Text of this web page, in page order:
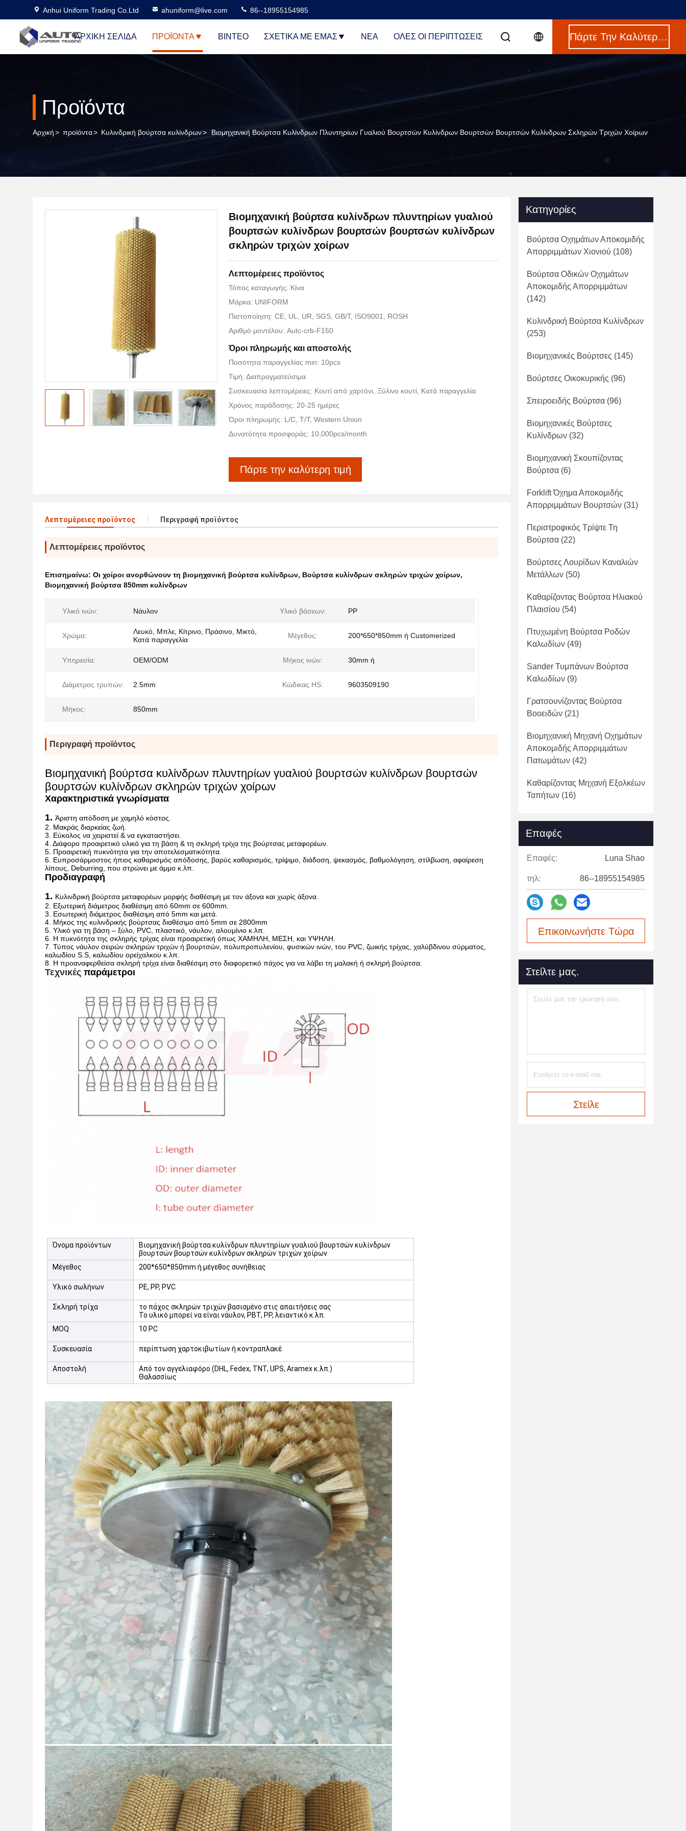
Anhui Uniform Trading Co.Ltd ahuniform@live.com 86--18955154985
ΑΡΧΙΚΉ ΣΕΛΊΔΑ ΠΡΟΪΌΝΤΑ ΒΊΝΤΕΟ ΣΧΕΤΙΚΆ ΜΕ ΕΜΆΣ ΝΈΑ ΌΛΕΣ ΟΙ ΠΕΡΙΠΤΏΣΕΙΣ Πάρτε Την Καλύτερη Τιμή
Προϊόντα
Αρχική> προϊόντα> Κυλινδρική βούρτσα κυλίνδρων> Βιομηχανική Βούρτσα Κυλίνδρων Πλυντηρίων Γυαλιού Βουρτσών Κυλίνδρων Βουρτσών Βουρτσών Κυλίνδρων Σκληρών Τριχών Χοίρων
Βιομηχανική βούρτσα κυλίνδρων πλυντηρίων γυαλιού
βουρτσών κυλίνδρων βουρτσών βουρτσών κυλίνδρων
σκληρών τριχών χοίρων
Λεπτομέρειες προϊόντος
Τόπος καταγωγής: Κίνα
Μάρκα: UNIFORM
Πιστοποίηση: CE, UL, UR, SGS, GB/T, ISO9001, ROSH
Αριθμό μοντέλου: Autc-crb-F150
Όροι πληρωμής και αποστολής
Ποσότητα παραγγελίας min: 10pcs
Τιμή: Διαπραγματεύσιμα
Συσκευασία λεπτομέρειες: Κουτί από χαρτόνι, Ξύλινο κουτί, Κατά παραγγελία
Χρόνος παράδοσης: 20-25 ημέρες
Όροι πληρωμής: L/C, T/T, Western Union
Δυνατότητα προσφοράς: 10,000pcs/month
Πάρτε την καλύτερη τιμή
Λεπτομέρειες προϊόντος Περιγραφή προϊόντος
Λεπτομέρειες προϊόντος
Επισημαίνω: Οι χοίροι ανορθώνουν τη βιομηχανική βούρτσα κυλίνδρων, Βούρτσα κυλίνδρων σκληρών τριχών χοίρων,
Βιομηχανική βούρτσα 850mm κυλίνδρων
Υλικό ινών: Νάυλον Υλικό βάσεων: PP
Χρώμα:
Λευκό, Μπλε, Κίτρινο, Πράσινο, Μικτό,
Κατά παραγγελία
Μέγεθος: 200*650*850mm ή Customerized
Υπηρεσία: OEM/ODM Μήκος ινών: 30mm ή
Διάμετρος τρυπών: 2.5mm Κώδικας HS: 9603509190
Μήκος: 850mm
Περιγραφή προϊόντος
Βιομηχανική βούρτσα κυλίνδρων πλυντηρίων γυαλιού βουρτσών κυλίνδρων βουρτσών
βουρτσών κυλίνδρων σκληρών τριχών χοίρων
Χαρακτηριστικά γνωρίσματα
1. Άριστη απόδοση με χαμηλό κόστος.
2. Μακράς διαρκείας ζωή.
3. Εύκολος να χειριστεί & να εγκαταστήσει.
4. Διάφορο προαιρετικό υλικό για τη βάση & τη σκληρή τρίχα της βούρτσας μεταφορέων.
5. Προαιρετική πυκνότητα για την αποτελεσματικότητα.
6. Ευπροσάρμοστος ήπιος καθαρισμός απόδοσης, βαρύς καθαρισμός, τρίψιμο, διάδοση, ψεκασμός, βαθμολόγηση, στίλβωση, αφαίρεση
λίπους, Deburring, που στρώνει με άμμο κ.λπ.
Προδιαγραφή
1. Κυλινδρική βούρτσα μεταφορέων μορφής διαθέσιμη με τον άξονα και χωρίς άξονα.
2. Εξωτερική διάμετρος διαθέσιμη από 60mm σε 600mm.
3. Εσωτερική διάμετρος διαθέσιμη από 5mm και μετά.
4. Μήκος της κυλινδρικής βούρτσας διαθέσιμο από 5mm σε 2800mm
5. Υλικό για τη βάση – ξύλο, PVC, πλαστικό, νάυλον, αλουμίνιο κ.λπ.
6. Η πυκνότητα της σκληρής τρίχας είναι προαιρετική όπως ΧΑΜΗΛΗ, ΜΕΣΗ, και ΥΨΗΛΗ.
7. Τύπος νάυλον σειρών σκληρών τριχών ή βουρτσών, πολυπροπυλενίου, φυσικών ινών, του PVC, ζωικής τρίχας, χαλύβδινου σύρματος,
καλωδίου S.S, καλωδίου ορείχαλκου κ.λπ.
8. Η προαναφερθείσα σκληρή τρίχα είναι διαθέσιμη στο διαφορετικό πάχος για να λάβει τη μαλακή ή σκληρή βούρτσα.
Τεχνικές παράμετροι
Όνομα προϊόντων
Βιομηχανική βούρτσα κυλίνδρων πλυντηρίων γυαλιού βουρτσών κυλίνδρων
βουρτσών βουρτσών κυλίνδρων σκληρών τριχών χοίρων
Μέγεθος
200*650*850mm ή μέγεθος συνήθειας
Υλικό σωλήνων PE, PP, PVC
Σκληρή τρίχα
το πάχος σκληρών τριχών βασισμένο στις απαιτήσεις σας
Το υλικό μπορεί να είναι νάυλον, PBT, PP, λειαντικό κ.λπ.
MOQ
10 PC
Συσκευασία περίπτωση χαρτοκιβωτίων ή κοντραπλακέ
Αποστολή
Από τον αγγελιαφόρο (DHL, Fedex, TNT, UPS, Aramex κ.λπ.)
Θαλασσίως
Κατηγορίες
Βούρτσα Οχημάτων Αποκομιδής
Απορριμμάτων Χιονιού (108)
Βούρτσα Οδικών Οχημάτων
Αποκομιδής Απορριμμάτων
(142)
Κυλινδρική Βούρτσα Κυλίνδρων
(253)
Βιομηχανικές Βούρτσες (145)
Βούρτσες Οικοκυρικής (96)
Σπειροειδής Βούρτσα (96)
Βιομηχανικές Βούρτσες
Κυλίνδρων (32)
Βιομηχανική Σκουπίζοντας
Βούρτσα (6)
Forklift Όχημα Αποκομιδής
Απορριμμάτων Βουρτσών (31)
Περιστροφικός Τρίψτε Τη
Βούρτσα (22)
Βούρτσες Λουρίδων Καναλιών
Μετάλλων (50)
Καθαρίζοντας Βούρτσα Ηλιακού
Πλαισίου (54)
Πτυχωμένη Βούρτσα Ροδών
Καλωδίων (49)
Sander Τυμπάνων Βούρτσα
Καλωδίων (9)
Γρατσουνίζοντας Βούρτσα
Βοοειδών (21)
Βιομηχανική Μηχανή Οχημάτων
Αποκομιδής Απορριμμάτων
Πατωμάτων (42)
Καθαρίζοντας Μηχανή Εξολκέων
Ταπήτων (16)
Επαφές
Επαφές: Luna Shao
τηλ: 86--18955154985
Επικοινωνήστε Τώρα
Στείλτε μας.
Στείλε